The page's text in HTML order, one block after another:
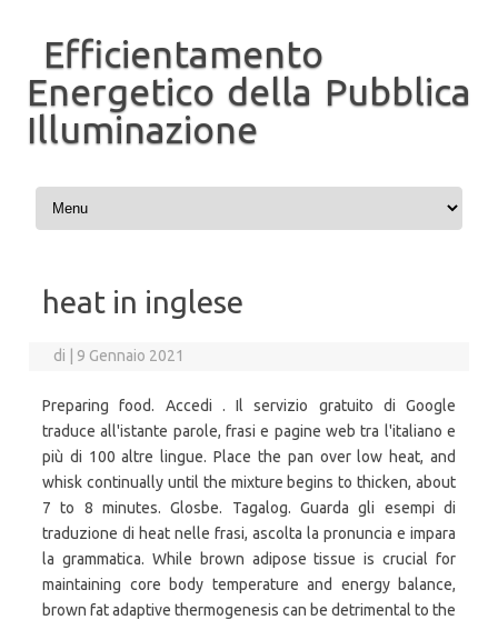
Efficientamento
Energetico della Pubblica
Illuminazione
Vai al contenuto
heat in inglese
di 9 Gennaio 2021
Preparing food. Accedi . Il servizio gratuito di Google
traduce all'istante parole, frasi e pagine web tra l'italiano e
più di 100 altre lingue. Place the pan over low heat, and
whisk continually until the mixture begins to thicken, about
7 to 8 minutes. Glosbe. Tagalog. Guarda gli esempi di
traduzione di heat nelle frasi, ascolta la pronuncia e impara
la grammatica. While brown adipose tissue is crucial for
maintaining core body temperature and energy balance,
brown fat adaptive thermogenesis can be detrimental to the